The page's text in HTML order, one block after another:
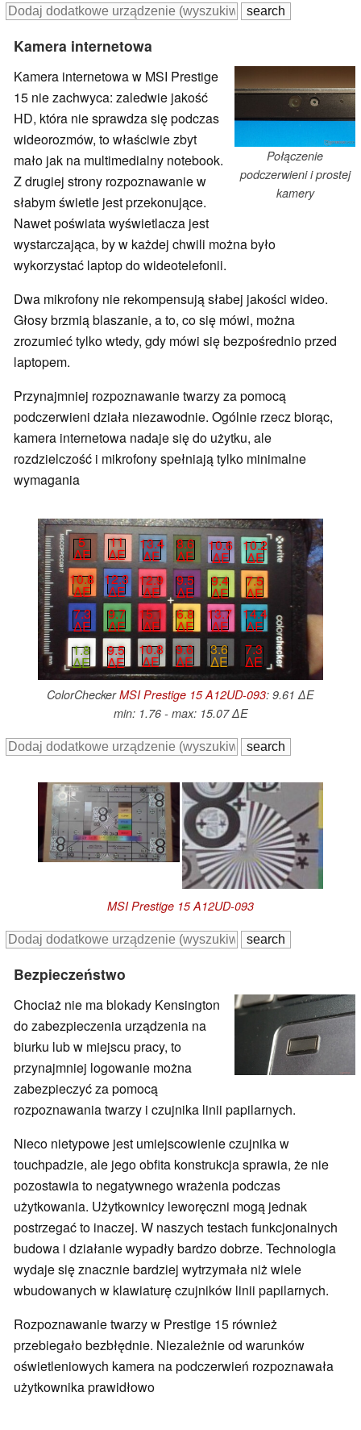
Kamera internetowa
Połączenie
podczerwieni i prostej
kamery
Kamera internetowa w MSI Prestige
15 nie zachwyca: zaledwie jakość
HD, która nie sprawdza się podczas
wideorozmów, to właściwie zbyt
mało jak na multimedialny notebook.
Z drugiej strony rozpoznawanie w
słabym świetle jest przekonujące.
Nawet poświata wyświetlacza jest
wystarczająca, by w każdej chwili można było
wykorzystać laptop do wideotelefonii.
Dwa mikrofony nie rekompensują słabej jakości wideo.
Głosy brzmią blaszanie, a to, co się mówi, można
zrozumieć tylko wtedy, gdy mówi się bezpośrednio przed
laptopem.
Przynajmniej rozpoznawanie twarzy za pomocą
podczerwieni działa niezawodnie. Ogólnie rzecz biorąc,
kamera internetowa nadaje się do użytku, ale
rozdzielczość i mikrofony spełniają tylko minimalne
wymagania
5
∆E
11
∆E
13.4
∆E
8.6
∆E
10.6
∆E
10.2
∆E
10.8
∆E
12.3
∆E
12.9
∆E
9.5
∆E
9.4
∆E
7.5
∆E
7.3
∆E
9.7
∆E
15.1
∆E
6.8
∆E
13.7
∆E
14.4
∆E
1.8
∆E
9.5
∆E
10.8
∆E
9.6
∆E
3.6
∆E
7.3
∆E
ColorCheckerMSI Prestige 15 A12UD-093: 9.61 ∆E
min: 1.76 - max: 15.07 ∆E
MSI Prestige 15 A12UD-093
Bezpieczeństwo
Chociaż nie ma blokady Kensington
do zabezpieczenia urządzenia na
biurku lub w miejscu pracy, to
przynajmniej logowanie można
zabezpieczyć za pomocą
rozpoznawania twarzy i czujnika linii papilarnych.
Nieco nietypowe jest umiejscowienie czujnika w
touchpadzie, ale jego obfita konstrukcja sprawia, że nie
pozostawia to negatywnego wrażenia podczas
użytkowania. Użytkownicy leworęczni mogą jednak
postrzegać to inaczej. W naszych testach funkcjonalnych
budowa i działanie wypadły bardzo dobrze. Technologia
wydaje się znacznie bardziej wytrzymała niż wiele
wbudowanych w klawiaturę czujników linii papilarnych.
Rozpoznawanie twarzy w Prestige 15 również
przebiegało bezbłędnie. Niezależnie od warunków
oświetleniowych kamera na podczerwień rozpoznawała
użytkownika prawidłowo